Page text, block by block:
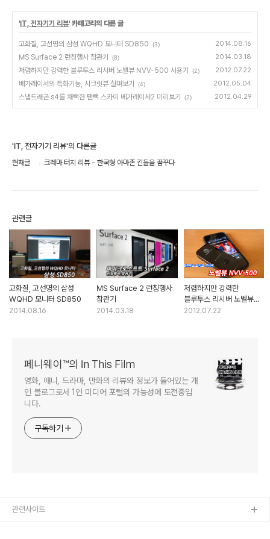
'IT, 전자기기 리뷰' 카테고리의 다른 글
고화질, 고선명의 삼성 WQHD 모니터 SD850 (3) 2014.08.16
MS Surface 2 런칭행사 참관기 (8) 2014.03.18
저렴하지만 강력한 블루투스 리시버 노벨뷰 NVV-500 사용기 (2) 2012.07.22
베가레이서의 특화기능, 시크릿뷰 살펴보기 (4) 2012.05.04
스냅드래곤 s4를 채택한 팬택 스카이 베가레이서2 미리보기 (2) 2012.04.29
'IT, 전자기기 리뷰'의 다른글
현재글 크레마 터치 리뷰 - 한국형 아마존 킨들을 꿈꾸다
관련글
고화질, 고선명의 삼성
WQHD 모니터 SD850
2014.08.16
MS Surface 2 런칭행사
참관기
2014.03.18
저렴하지만 강력한
블루투스 리시버 노벨뷰
NVV-500 사용기
2012.07.22
페니웨이™의 In This Film
영화, 애니, 드라마, 만화의 리뷰와 정보가 들어있는 개
인 블로그로서 1인 미디어 포털의 가능성에 도전중입
니다.
구독하기
관련사이트